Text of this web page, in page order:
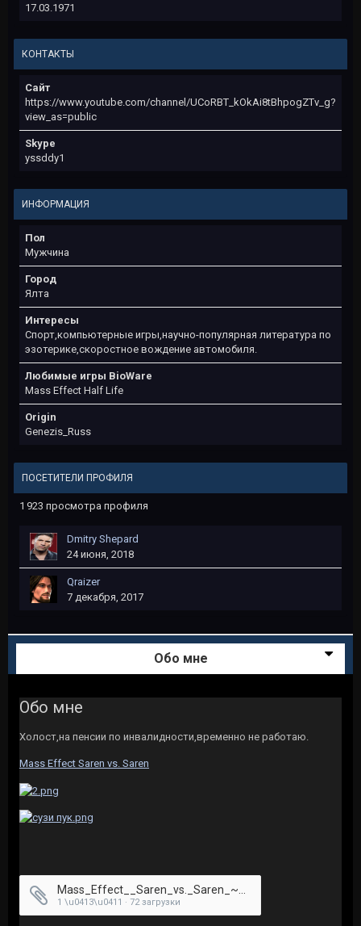
17.03.1971
КОНТАКТЫ
Сайт
https://www.youtube.com/channel/UCoRBT_kOkAi8tBhpogZTv_g?
view_as=public
Skype
yssddy1
ИНФОРМАЦИЯ
Пол
Мужчина
Город
Ялта
Интересы
Спорт,компьютерные игры,научно-популярная литература по
эзотерике,скоростное вождение автомобиля.
Любимые игры BioWare
Mass Effect Half Life
Origin
Genezis_Russ
ПОСЕТИТЕЛИ ПРОФИЛЯ
1 923 просмотра профиля
Dmitry Shepard
24 июня, 2018
Qraizer
7 декабря, 2017
Обо мне
Обо мне
Холост,на пенсии по инвалидности,временно не работаю.
Mass Effect Saren vs. Saren
1 \u0413\u0411 · 72 загрузки